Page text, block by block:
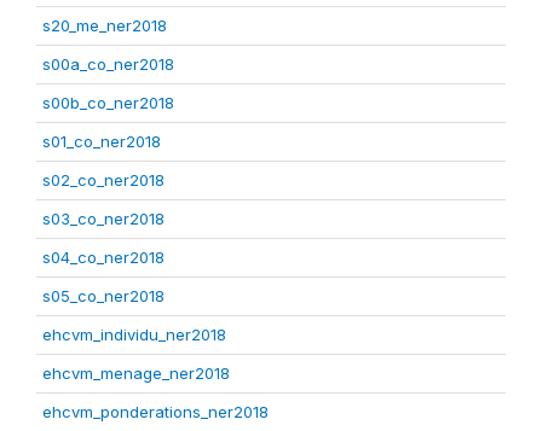
s20_me_ner2018
s00a_co_ner2018
s00b_co_ner2018
s01_co_ner2018
s02_co_ner2018
s03_co_ner2018
s04_co_ner2018
s05_co_ner2018
ehcvm_individu_ner2018
ehcvm_menage_ner2018
ehcvm_ponderations_ner2018